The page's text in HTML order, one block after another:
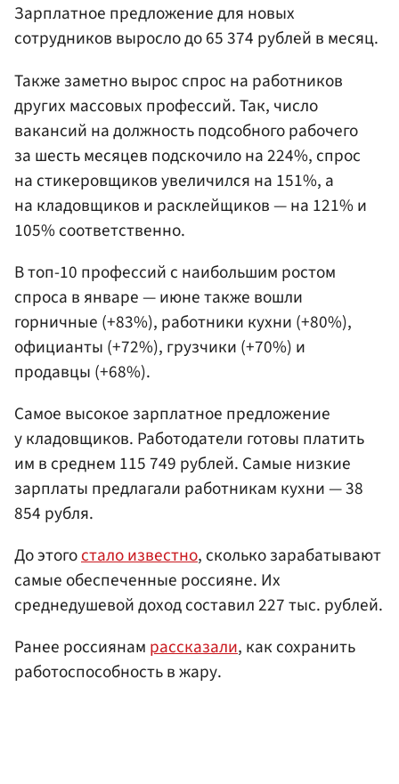
Зарплатное предложение для новых
сотрудников выросло до 65 374 рублей в месяц.
Также заметно вырос спрос на работников
других массовых профессий. Так, число
вакансий на должность подсобного рабочего
за шесть месяцев подскочило на 224%, спрос
на стикеровщиков увеличился на 151%, а
на кладовщиков и расклейщиков — на 121% и
105% соответственно.
В топ-10 профессий с наибольшим ростом
спроса в январе — июне также вошли
горничные (+83%), работники кухни (+80%),
официанты (+72%), грузчики (+70%) и
продавцы (+68%).
Самое высокое зарплатное предложение
у кладовщиков. Работодатели готовы платить
им в среднем 115 749 рублей. Самые низкие
зарплаты предлагали работникам кухни — 38
854 рубля.
До этогостало известно, сколько зарабатывают
самые обеспеченные россияне. Их
среднедушевой доход составил 227 тыс. рублей.
Ранее россиянам рассказали, как сохранить
работоспособность в жару.